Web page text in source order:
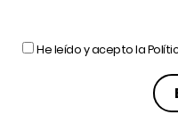
He leído y acepto la